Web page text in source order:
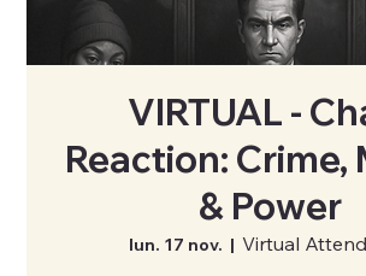
VIRTUAL -
Reaction: Crime,
& Power
lun. 17 nov.
  |
Virtual